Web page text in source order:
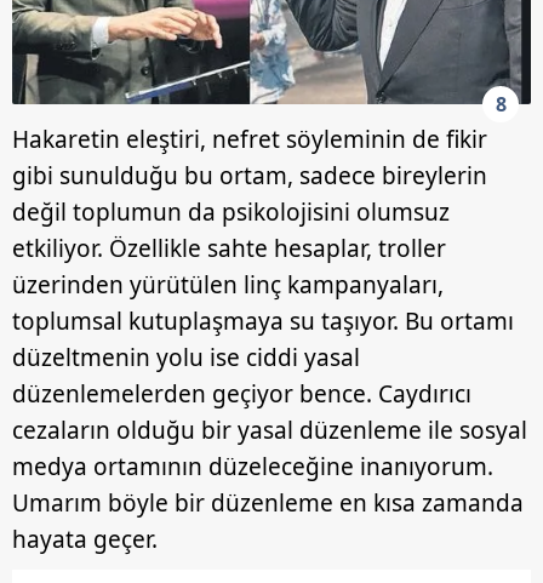
8
Hakaretin eleştiri, nefret söyleminin de fikir
gibi sunulduğu bu ortam, sadece bireylerin
değil toplumun da psikolojisini olumsuz
etkiliyor. Özellikle sahte hesaplar, troller
üzerinden yürütülen linç kampanyaları,
toplumsal kutuplaşmaya su taşıyor. Bu ortamı
düzeltmenin yolu ise ciddi yasal
düzenlemelerden geçiyor bence. Caydırıcı
cezaların olduğu bir yasal düzenleme ile sosyal
medya ortamının düzeleceğine inanıyorum.
Umarım böyle bir düzenleme en kısa zamanda
hayata geçer.